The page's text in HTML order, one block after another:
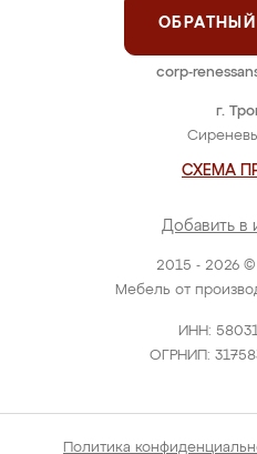
2015 - 2026 ©
Мебель от
ИНН:
ОГРНИП:
г.
СХЕМА
Добавить в
corp-
Политика